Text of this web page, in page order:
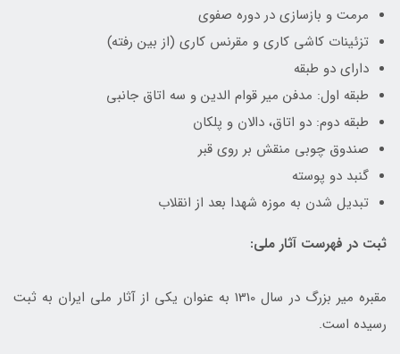
مرمت و بازسازی در دوره صفوی
تزئینات کاشی کاری و مقرنس کاری (از بین رفته)
دارای دو طبقه
طبقه اول: مدفن میر قوام الدین و سه اتاق جانبی
طبقه دوم: دو اتاق، دالان و پلکان
صندوق چوبی منقش بر روی قبر
گنبد دو پوسته
تبدیل شدن به موزه شهدا بعد از انقلاب
ثبت در فهرست آثار ملی:
مقبره میر بزرگ در سال 1310 به عنوان یکی از آثار ملی ایران به ثبت
رسیده است.